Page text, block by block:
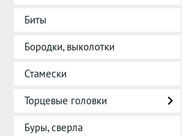
Биты
Бородки, выколотки
Стамески
Торцевые головки
Буры, сверла